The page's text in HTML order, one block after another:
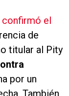
confirmó el
de
titular al Pity
por un
También